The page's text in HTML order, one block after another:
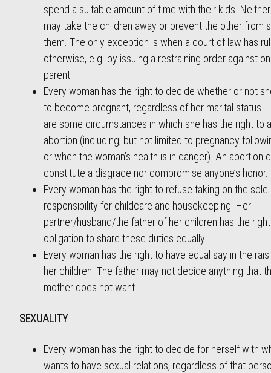
spend a suitable amount of time with their kids.
may take the children away or prevent the other from
them. The only exception is when a court of law has
otherwise, e.g. by issuing a restraining order against
parent.
Every woman has the right to decide whether or not
to become pregnant, regardless of her marital status.
are some circumstances in which she has the right to
abortion (including, but not limited to pregnancy
or when the woman’s health is in danger). An abortion
constitute a disgrace nor compromise anyone’s honor.
Every woman has the right to refuse taking on the sole
responsibility for childcare and housekeeping. Her
partner/husband/the father of her children has the
obligation to share these duties equally.
Every woman has the right to have equal say in the
her children. The father may not decide anything that
mother does not want.
SEXUALITY
Every woman has the right to decide for herself with
wants to have sexual relations, regardless of that